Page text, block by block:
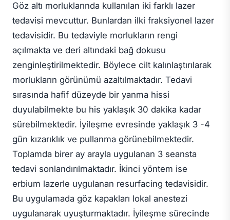
Göz altı morluklarında kullanılan iki farklı lazer
tedavisi mevcuttur. Bunlardan ilki fraksiyonel lazer
tedavisidir. Bu tedaviyle morlukların rengi
açılmakta ve deri altındaki bağ dokusu
zenginleştirilmektedir. Böylece cilt kalınlaştırılarak
morlukların görünümü azaltılmaktadır. Tedavi
sırasında hafif düzeyde bir yanma hissi
duyulabilmekte bu his yaklaşık 30 dakika kadar
sürebilmektedir. İyileşme evresinde yaklaşık 3 -4
gün kızarıklık ve pullanma görünebilmektedir.
Toplamda birer ay arayla uygulanan 3 seansta
tedavi sonlandırılmaktadır. İkinci yöntem ise
erbium lazerle uygulanan resurfacing tedavisidir.
Bu uygulamada göz kapakları lokal anestezi
uygulanarak uyuşturmaktadır. İyileşme sürecinde